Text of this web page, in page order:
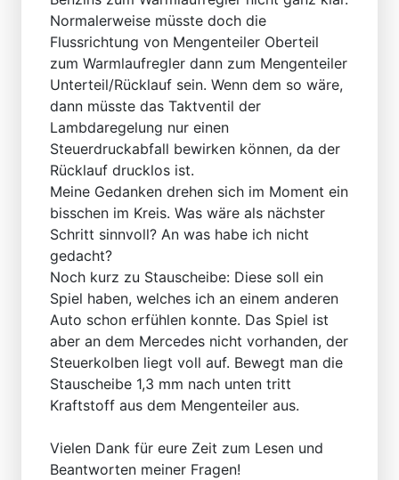
Normalerweise müsste doch die
Flussrichtung von Mengenteiler Oberteil
zum Warmlaufregler dann zum Mengenteiler
Unterteil/Rücklauf sein. Wenn dem so wäre,
dann müsste das Taktventil der
Lambdaregelung nur einen
Steuerdruckabfall bewirken können, da der
Rücklauf drucklos ist.
Meine Gedanken drehen sich im Moment ein
bisschen im Kreis. Was wäre als nächster
Schritt sinnvoll? An was habe ich nicht
gedacht?
Noch kurz zu Stauscheibe: Diese soll ein
Spiel haben, welches ich an einem anderen
Auto schon erfühlen konnte. Das Spiel ist
aber an dem Mercedes nicht vorhanden, der
Steuerkolben liegt voll auf. Bewegt man die
Stauscheibe 1,3 mm nach unten tritt
Kraftstoff aus dem Mengenteiler aus.
Vielen Dank für eure Zeit zum Lesen und
Beantworten meiner Fragen!